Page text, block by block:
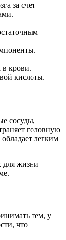
за счет
в крови.
кислоты,
сосуды,
головную
легким
для жизни
тем, у
что